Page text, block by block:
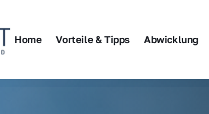
Home Vorteile & Tipps Abwicklung